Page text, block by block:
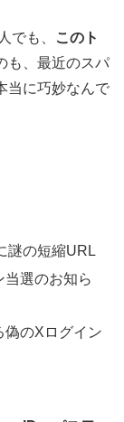
でも、
このト
も、最近のスパ
当に巧妙なんで
謎の短縮URL
選のお知ら
偽のXログイン